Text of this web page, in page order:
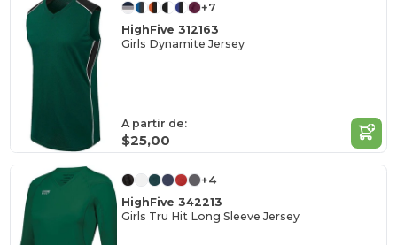
+7
HighFive 312163
Girls Dynamite Jersey
A partir de:
$25,00
+4
HighFive 342213
Girls Tru Hit Long Sleeve Jersey